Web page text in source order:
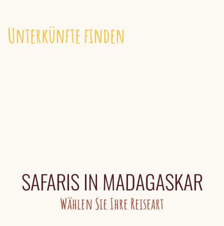
Unterkünfte finden
SAFARIS IN MADAGASKAR
Wählen Sie Ihre Reiseart